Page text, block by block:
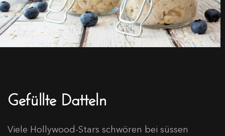
Gefüllte Datteln
Viele Hollywood-Stars schwören bei süssen